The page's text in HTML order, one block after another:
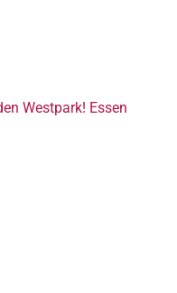
Westpark! Essen